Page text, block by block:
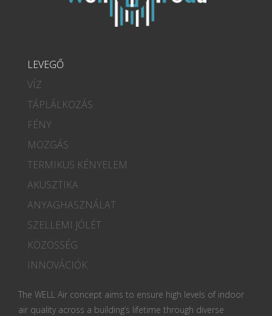
LEVEGŐ
VÍZ
TÁPLÁLKOZÁS
FÉNY
MOZGÁS
TERMIKUS KÉNYELEM
AKUSZTIKA
ANYAGHASZNÁLAT
SZELLEMI JÓLÉT
KÖZÖSSÉG
INNOVÁCIÓK
The WELL Air concept aims to ensure high levels of indoor
air quality across a building’s lifetime through diverse